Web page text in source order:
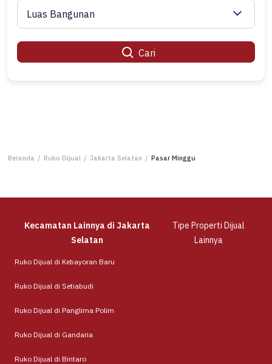
Cari
Luas Bangunan
Beranda / Ruko Dijual / Jakarta Selatan / Pasar Minggu
Kecamatan Lainnya di Jakarta
Selatan
Tipe Properti Dijual
Lainnya
Ruko Dijual di Kebayoran Baru
Ruko Dijual di Setiabudi
Ruko Dijual di Panglima Polim
Ruko Dijual di Gandaria
Ruko Dijual di Bintaro